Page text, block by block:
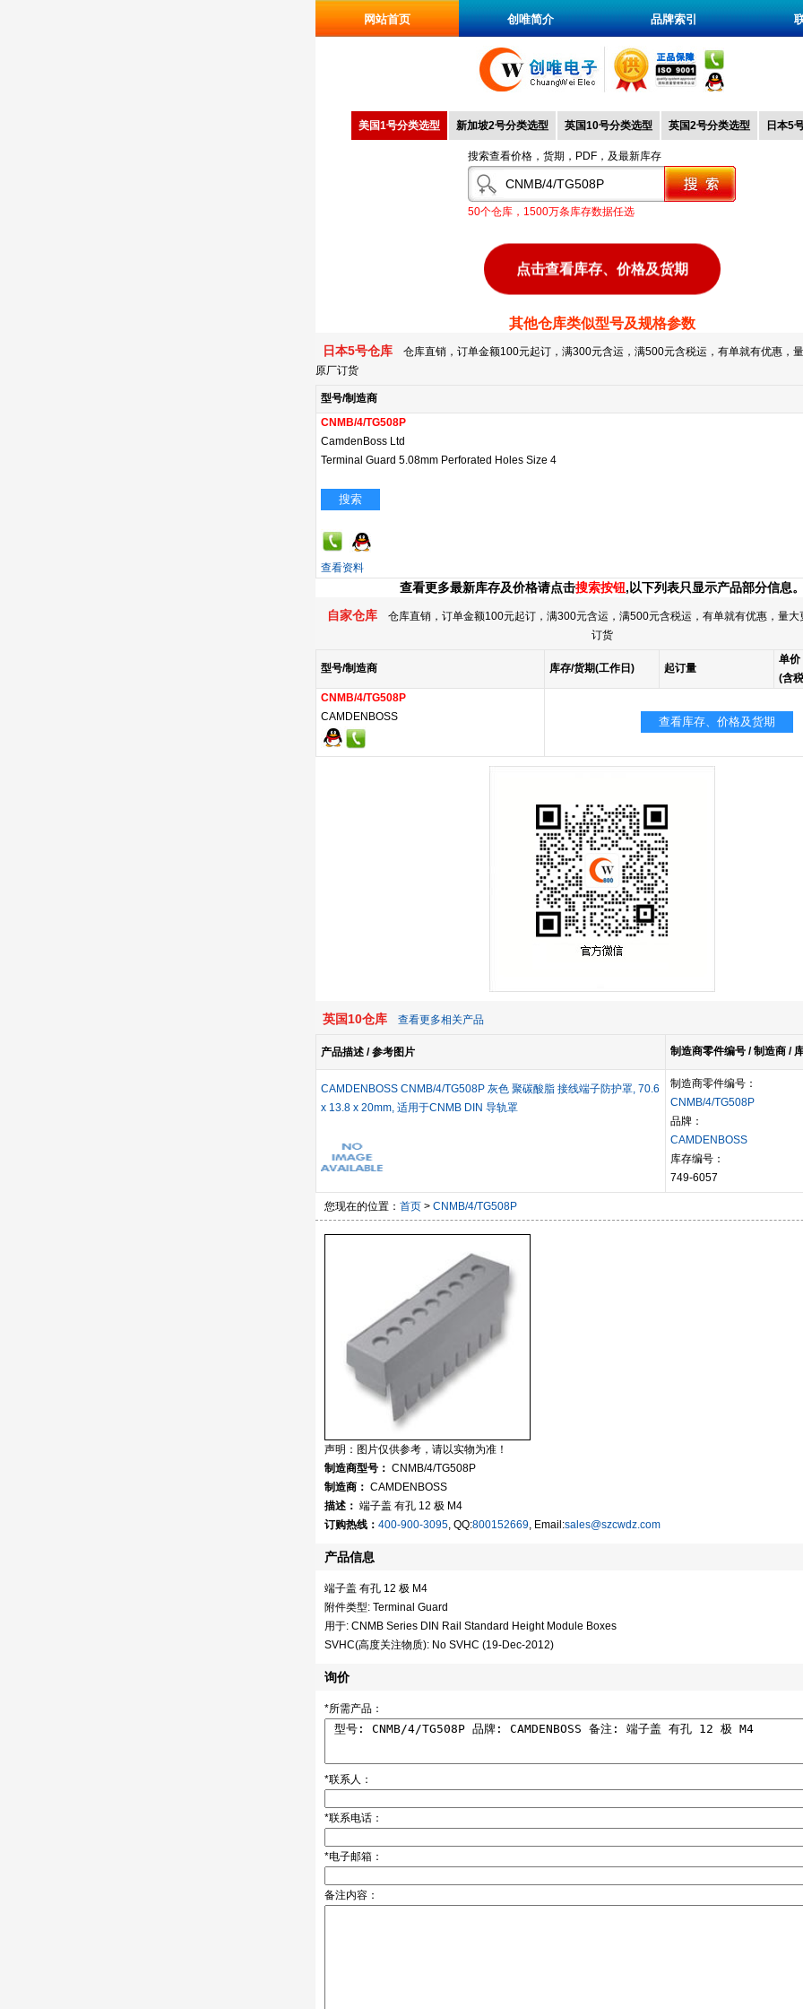
网站首页 创唯简介 品牌索引
美国1号分类选型 新加坡2号分类选型 英国10号分类选型 英国2号分类选型 日本5
搜索查看价格，货期，PDF，及最新库存
50个仓库，1500万条库存数据任选
点击查看库存、价格及货期
其他仓库类似型号及规格参数
日本5号仓库 仓库直销，订单金额100元起订，满300元含运，满500元含税运，有单就有优惠，
原厂订货
型号/制造商
CNMB/4/TG508P
CamdenBoss Ltd
Terminal Guard 5.08mm Perforated Holes Size 4
搜索
查看资料
查看更多最新库存及价格请点击搜索按钮,以下列表只显示产品部分信息
自家仓库仓库直销，订单金额100元起订，满300元含运，满500元含税运，有单就有优惠，量大
订货
型号/制造商 库存/货期(工作日) 起订量
单价
(含
CNMB/4/TG508P
CAMDENBOSS
查看库存、价格及货期
英国10仓库 查看更多相关产品
产品描述 / 参考图片 制造商零件编号 / 制造商 /
CAMDENBOSS CNMB/4/TG508P 灰色 聚碳酸脂 接线端子防护罩, 70.6
x 13.8 x 20mm, 适用于CNMB DIN 导轨罩
制造商零件编号：
CNMB/4/TG508P
品牌：
CAMDENBOSS
库存编号：
749-6057
您现在的位置： 首页 > CNMB/4/TG508P
声明：图片仅供参考，请以实物为准！
制造商型号： CNMB/4/TG508P
制造商： CAMDENBOSS
描述： 端子盖 有孔 12 极 M4
订购热线： 400-900-3095, QQ:800152669, Email:sales@szcwdz.com
产品信息
端子盖 有孔 12 极 M4
附件类型: Terminal Guard
用于: CNMB Series DIN Rail Standard Height Module Boxes
SVHC(高度关注物质): No SVHC (19-Dec-2012)
询价
*所需产品：
*联系人：
*联系电话：
*电子邮箱：
备注内容：